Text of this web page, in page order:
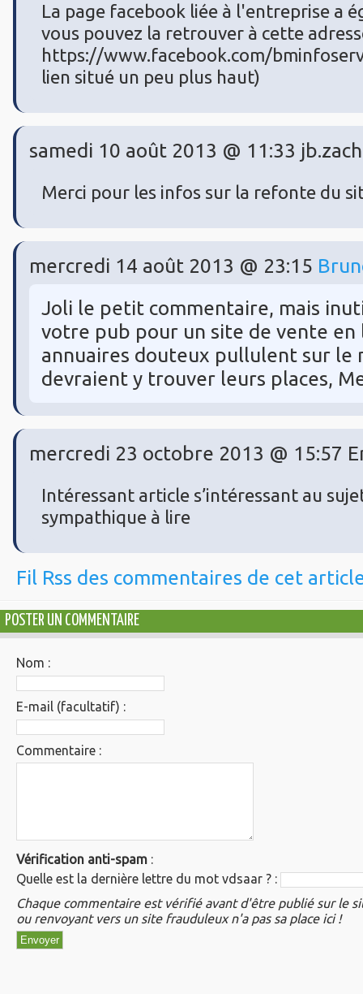
La page facebook liée à l'entreprise a
vous pouvez la retrouver à cette
https://www.facebook.com/
lien situé un peu plus haut)
samedi 10 août 2013 @ 11:33
Merci pour les infos sur la refonte du
mercredi 14 août 2013 @ 23:15
Joli le petit commentaire, mais
votre pub pour un site de vente en
annuaires douteux pullulent sur le
devraient y trouver leurs places,
mercredi 23 octobre 2013 @ 15:57
Intéressant article s’intéressant au
sympathique à lire
Fil Rss des commentaires de cet
POSTER UN COMMENTAIRE
Nom :
E-mail (facultatif) :
Commentaire :
Vérification anti-spam :
Quelle est la dernière lettre du mot vdsaar ? :
Chaque commentaire est vérifié avant d'être publié sur le
ou renvoyant vers un site frauduleux n'a pas sa place ici !